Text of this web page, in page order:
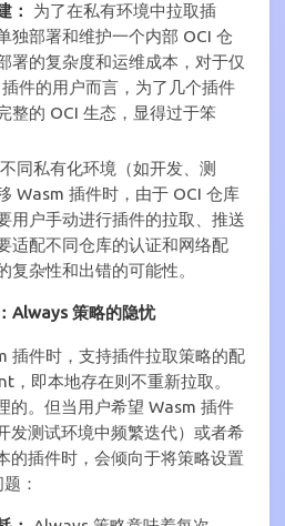
：
为了在私有环境中拉取插
独部署和维护一个内部 OCI 仓
署的复杂度和运维成本，对于仅
件的用户而言，为了几个插件
整的 OCI 生态，显得过于笨
同私有化环境（如开发、测
Wasm 插件时，由于 OCI 仓库
用户手动进行插件的拉取、推送
适配不同仓库的认证和网络配
复杂性和出错的可能性。
Always 策略的隐忧
插件时，支持插件拉取策略的配
即本地存在则不重新拉取。
的。但当用户希望 Wasm 插件
发测试环境中频繁迭代）或者希
的插件时，会倾向于将策略设置
：